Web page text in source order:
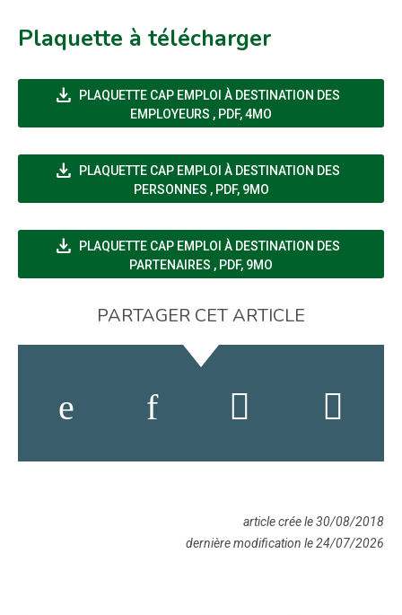
Plaquette à télécharger
file_download
PLAQUETTE CAP EMPLOI À DESTINATION DES
EMPLOYEURS
(NOUVELLE FENÊTRE)
, PDF, 4MO
file_download
PLAQUETTE CAP EMPLOI À DESTINATION DES
PERSONNES
(NOUVELLE FENÊTRE)
, PDF, 9MO
file_download
PLAQUETTE CAP EMPLOI À DESTINATION DES
PARTENAIRES
(NOUVELLE FENÊTRE)
, PDF, 9MO
PARTAGER CET ARTICLE
article crée le 30/08/2018
dernière modification le 24/07/2026